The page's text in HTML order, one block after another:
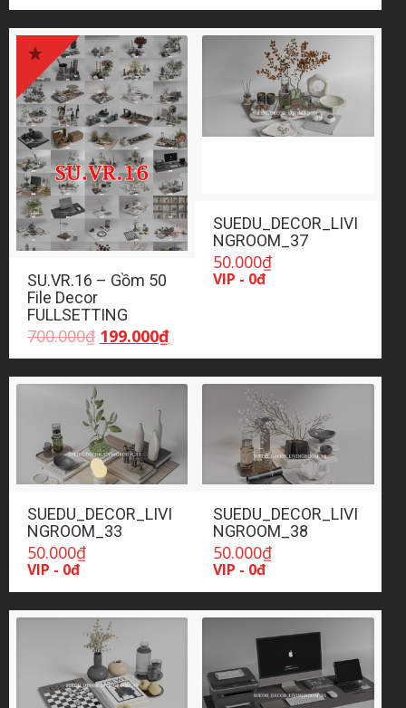
500.000₫.là:
SU.VR.16 – Gồm 50
File Decor
FULLSETTING
700.000₫ Giá
700.000₫.
199.000₫Giá
là:
SUEDU_DECOR_LIVI
NGROOM_37
50.000₫
VIP - 0đ
SUEDU_DECOR_LIVI
NGROOM_33
50.000₫
VIP - 0đ
SUEDU_DECOR_LIVI
NGROOM_38
50.000₫
VIP - 0đ